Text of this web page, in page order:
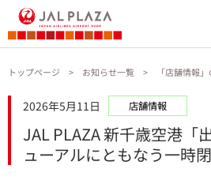
トップページ お知らせ一覧 「店舗情報
2026年5月11日 店舗情報
JAL PLAZA 新千歳空港「
ューアルにともなう一時